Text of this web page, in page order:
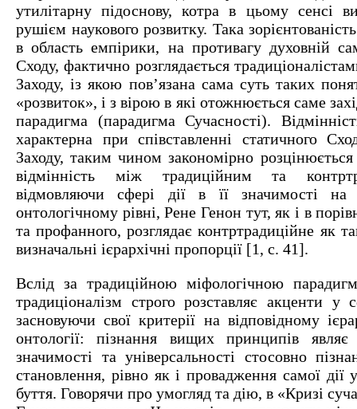
утилітарну підоснову, котра в цьому сенсі
рушієм наукового розвитку. Така
в область емпірики, на противагу духовній
Сходу, фактично розглядається
Заходу, із якою пов’язана сама суть таких
«розвиток», і з вірою в які отожнюється саме
парадигма (парадигма Сучасності).
характерна при співставленні статичного
Заходу, таким чином закономірно
відмінність між традиційним та
відмовляючи сфері дії в її значимості на
онтологічному рівні, Рене Генон тут, як і в
та профанного, розглядає контртрадиційне як
визначальні ієрархічні пропорції [1, с. 41].
Вслід за традиційною міфологічною
традиціоналізм строго розставляє акценти у
засновуючи свої критерії на відповідному
онтології: пізнання вищих принципів
значимості та універсальності стосовно
становлення, рівно як і провадження самої дії
буття. Говорячи про умогляд та дію, в «Кризі